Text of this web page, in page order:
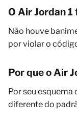
O Air Jordan
Não houve
por violar o
Por que o Air
Por seu
diferente do